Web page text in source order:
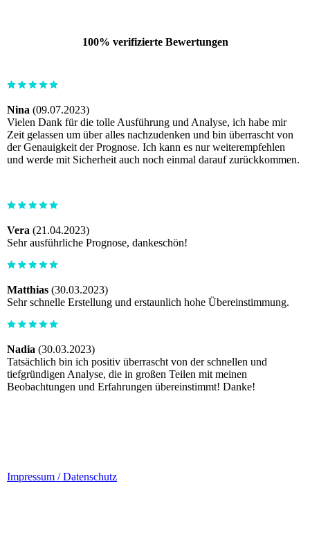
100% verifizierte Bewertungen
Nina (09.07.2023)
Vielen Dank für die tolle Ausführung und Analyse, ich habe mir
Zeit gelassen um über alles nachzudenken und bin überrascht von
der Genauigkeit der Prognose. Ich kann es nur weiterempfehlen
und werde mit Sicherheit auch noch einmal darauf zurückkommen.
Vera (21.04.2023)
Sehr ausführliche Prognose, dankeschön!
Matthias (30.03.2023)
Sehr schnelle Erstellung und erstaunlich hohe Übereinstimmung.
Nadia (30.03.2023)
Tatsächlich bin ich positiv überrascht von der schnellen und
tiefgründigen Analyse, die in großen Teilen mit meinen
Beobachtungen und Erfahrungen übereinstimmt! Danke!
Impressum / Datenschutz